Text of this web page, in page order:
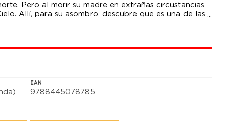
Pero al morir su madre en extrañas circustancias,
Allí, para su asombro, descubre que es una de las
los Cien Mil Reinos no es un premio fácil de
lucha por el poder.
EAN
9788445078785